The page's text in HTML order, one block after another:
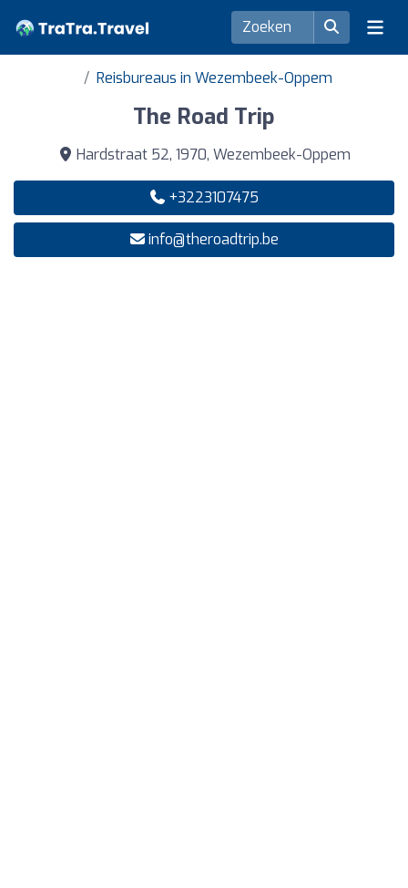
Reisbureaus in Wezembeek-Oppem
The Road Trip
Hardstraat 52, 1970, Wezembeek-Oppem
+3223107475
info@theroadtrip.be